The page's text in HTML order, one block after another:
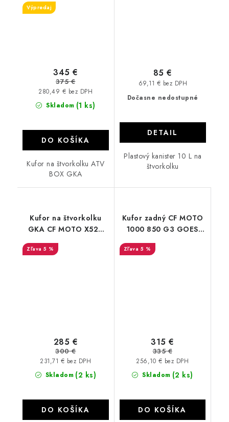
Výpredaj
Skladom (1 ks)
280,49 € bez DPH
345 €
375 €
DO KOŠÍKA
Kufor na štvorkolku ATV
BOX GKA
Dočasne nedostupné
69,11 € bez DPH
85 €
DETAIL
Plastový kanister 10 L na
štvorkolku
Kufor na štvorkolku
GKA CF MOTO X520
5 %
Skladom (2 ks)
231,71 € bez DPH
285 €
300 €
DO KOŠÍKA
Kufor zadný CF MOTO
1000 850 G3 GOES
5 %
Skladom (2 ks)
256,10 € bez DPH
315 €
335 €
DO KOŠÍKA